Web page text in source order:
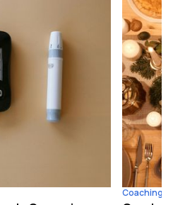
Coaching